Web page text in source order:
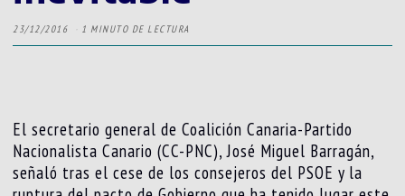
23/12/2016 1 MINUTO DE LECTURA
El secretario general de Coalición Canaria-Partido
Nacionalista Canario (CC-PNC), José Miguel Barragán,
señaló tras el cese de los consejeros del PSOE y la